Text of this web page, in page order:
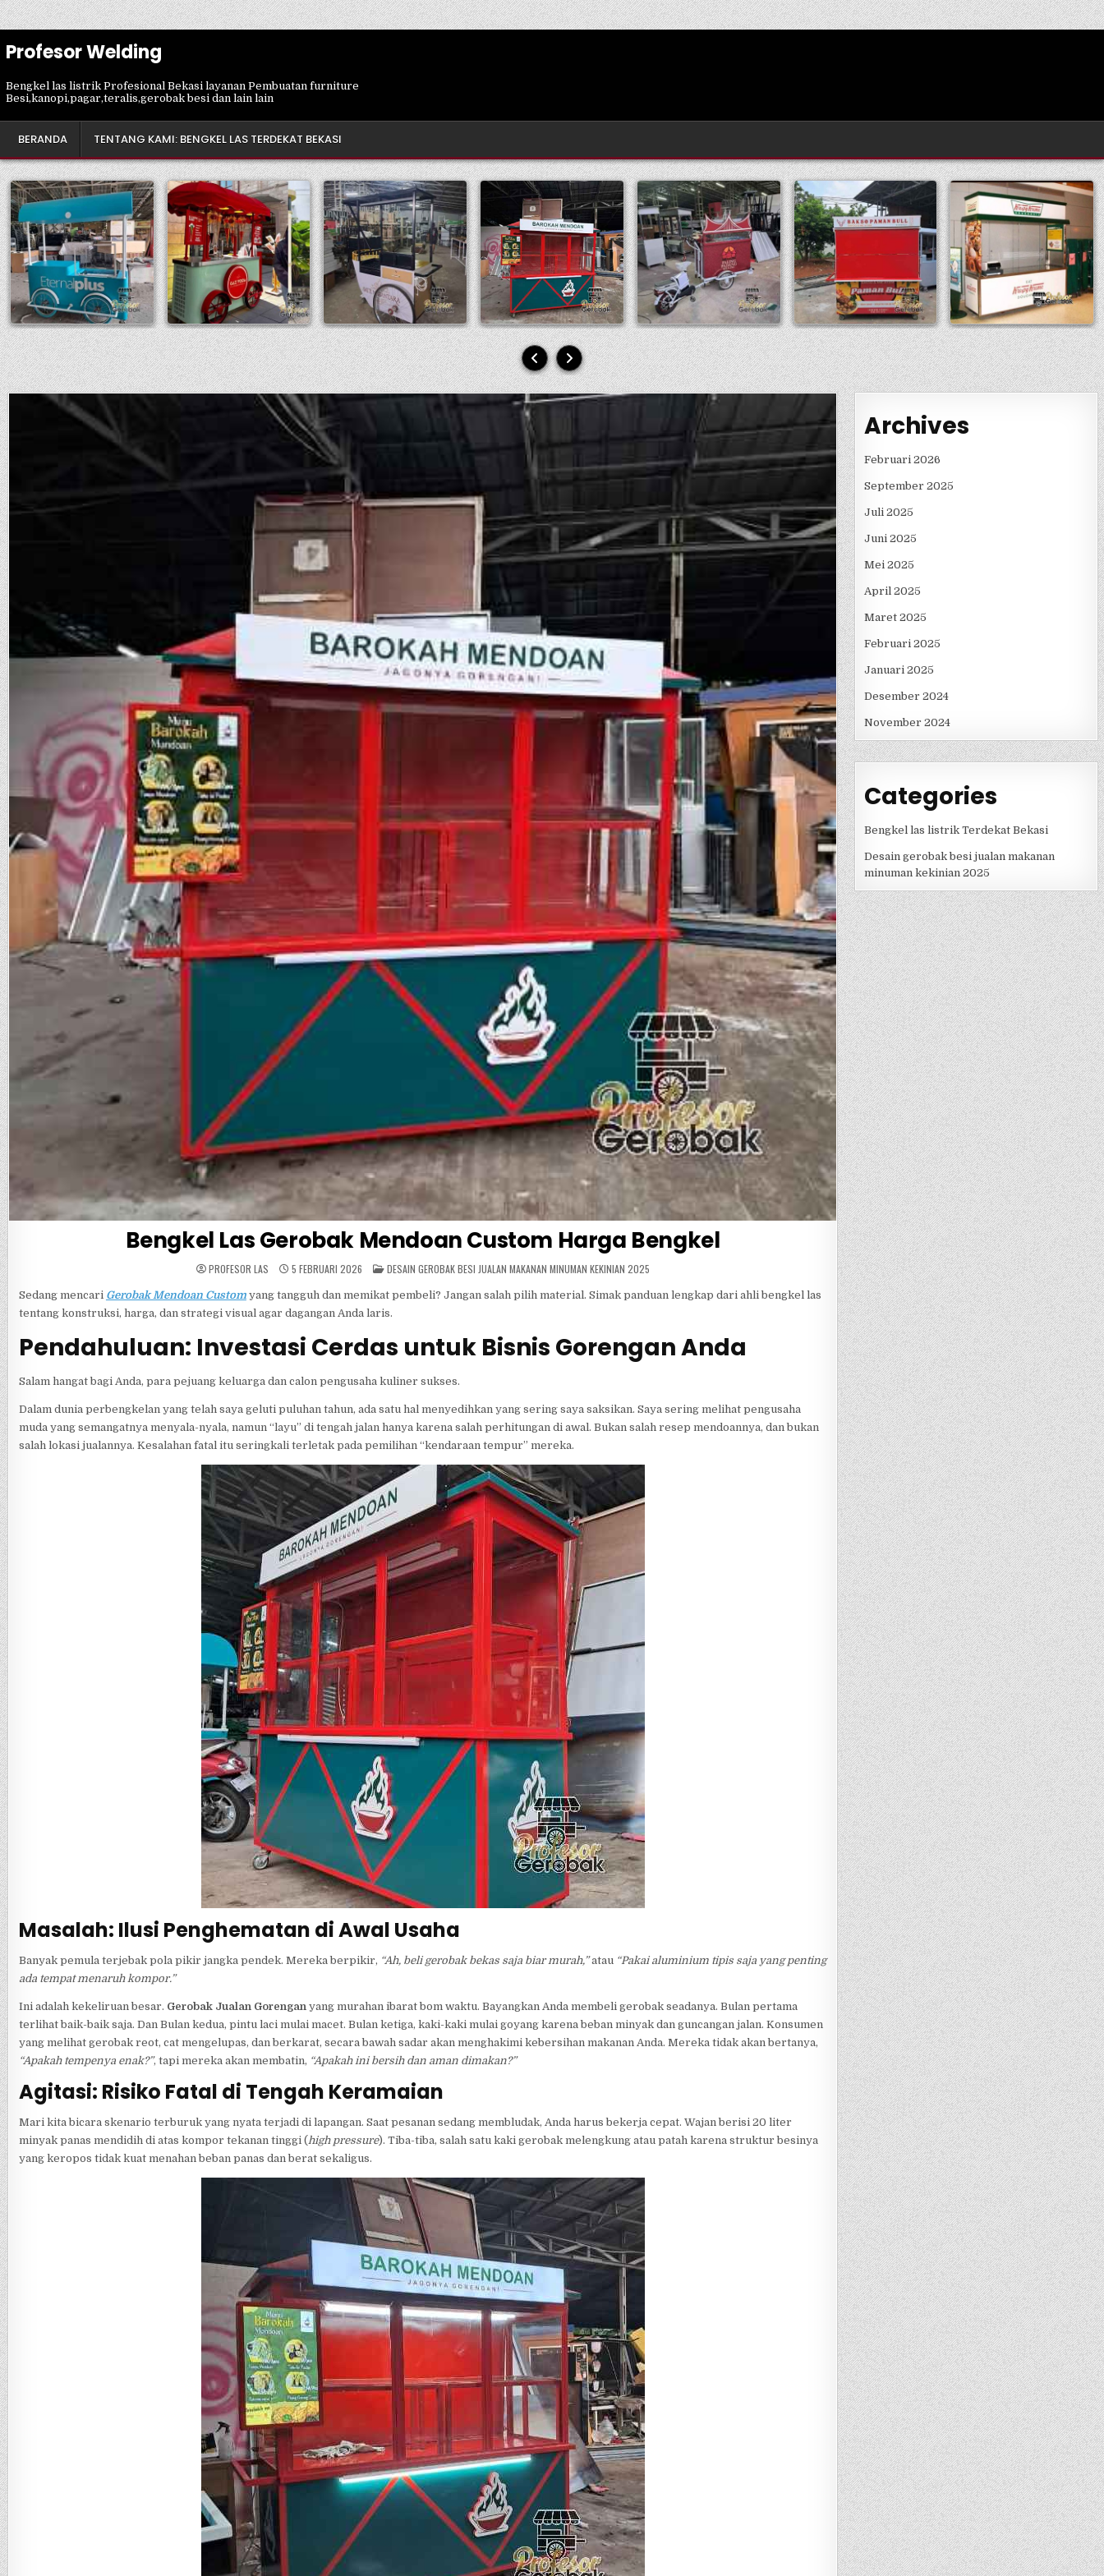
Profesor Welding
Bengkel las listrik Profesional Bekasi layanan Pembuatan furniture
Besi,kanopi,pagar,teralis,gerobak besi dan lain lain
BERANDA TENTANG KAMI: BENGKEL LAS TERDEKAT BEKASI
Bengkel Las Gerobak Mendoan Custom Harga Bengkel
PROFESOR LAS 5 FEBRUARI 2026 POSTED
IN
DESAIN GEROBAK BESI JUALAN MAKANAN MINUMAN KEKINIAN 2025
Sedang mencari Gerobak Mendoan Customyang tangguh dan memikat pembeli? Jangan salah pilih material. Simak panduan lengkap dari ahli bengkel las
tentang konstruksi, harga, dan strategi visual agar dagangan Anda laris.
Pendahuluan: Investasi Cerdas untuk Bisnis Gorengan Anda
Salam hangat bagi Anda, para pejuang keluarga dan calon pengusaha kuliner sukses.
Dalam dunia perbengkelan yang telah saya geluti puluhan tahun, ada satu hal menyedihkan yang sering saya saksikan. Saya sering melihat pengusaha
muda yang semangatnya menyala-nyala, namun “layu” di tengah jalan hanya karena salah perhitungan di awal. Bukan salah resep mendoannya, dan bukan
salah lokasi jualannya. Kesalahan fatal itu seringkali terletak pada pemilihan “kendaraan tempur” mereka.
Masalah: Ilusi Penghematan di Awal Usaha
Banyak pemula terjebak pola pikir jangka pendek. Mereka berpikir, “Ah, beli gerobak bekas saja biar murah,”atau “Pakai aluminium tipis saja yang penting
ada tempat menaruh kompor.”
Ini adalah kekeliruan besar. Gerobak Jualan Gorenganyang murahan ibarat bom waktu. Bayangkan Anda membeli gerobak seadanya. Bulan pertama
terlihat baik-baik saja. Dan Bulan kedua, pintu laci mulai macet. Bulan ketiga, kaki-kaki mulai goyang karena beban minyak dan guncangan jalan. Konsumen
yang melihat gerobak reot, cat mengelupas, dan berkarat, secara bawah sadar akan menghakimi kebersihan makanan Anda. Mereka tidak akan bertanya,
“Apakah tempenya enak?”, tapi mereka akan membatin, “Apakah ini bersih dan aman dimakan?”
Agitasi: Risiko Fatal di Tengah Keramaian
Mari kita bicara skenario terburuk yang nyata terjadi di lapangan. Saat pesanan sedang membludak, Anda harus bekerja cepat. Wajan berisi 20 liter
minyak panas mendidih di atas kompor tekanan tinggi (high pressure). Tiba-tiba, salah satu kaki gerobak melengkung atau patah karena struktur besinya
yang keropos tidak kuat menahan beban panas dan berat sekaligus.
Archives
Februari 2026
September 2025
Juli 2025
Juni 2025
Mei 2025
April 2025
Maret 2025
Februari 2025
Januari 2025
Desember 2024
November 2024
Categories
Bengkel las listrik Terdekat Bekasi
Desain gerobak besi jualan makanan
minuman kekinian 2025